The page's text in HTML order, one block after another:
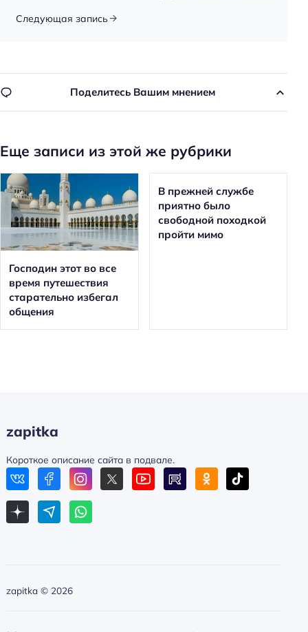
Следующая запись
Поделитесь Вашим мнением
Еще записи из этой же рубрики
Господин этот во все
время путешествия
старательно избегал
общения
В прежней службе
приятно было
свободной походкой
пройти мимо
zapitka
Короткое описание сайта в подвале.
zapitka © 2026